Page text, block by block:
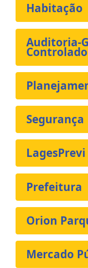
Habitação
Auditoria-
Segurança
LagesPrevi
Prefeitura
Orion
Mercado